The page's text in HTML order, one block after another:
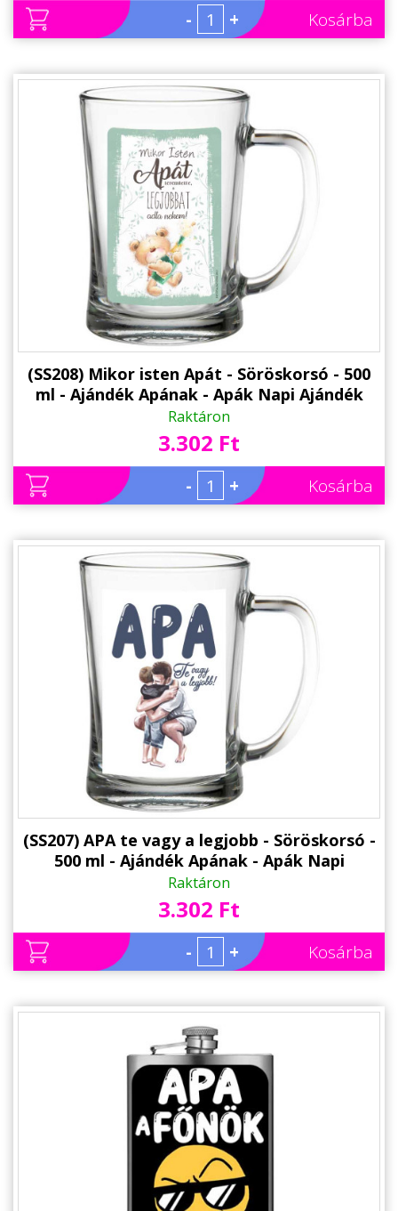
- + Kosárba
(SS208) Mikor isten Apát - Söröskorsó - 500
ml - Ajándék Apának - Apák Napi Ajándék
Raktáron
3.302 Ft
- + Kosárba
(SS207) APA te vagy a legjobb - Söröskorsó -
500 ml - Ajándék Apának - Apák Napi
Ajándék
Raktáron
3.302 Ft
- + Kosárba